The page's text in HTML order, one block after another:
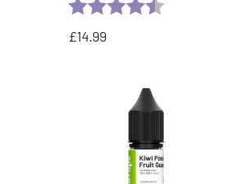
5.0 out of 5 starsOcena:
£14.99